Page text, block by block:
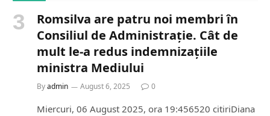
Romsilva are patru noi membri în
Consiliul de Administrație. Cât de
mult le-a redus indemnizațiile
ministra Mediului
Byadmin August 6, 2025 0
Miercuri, 06 August 2025, ora 19:456520 citiriDiana